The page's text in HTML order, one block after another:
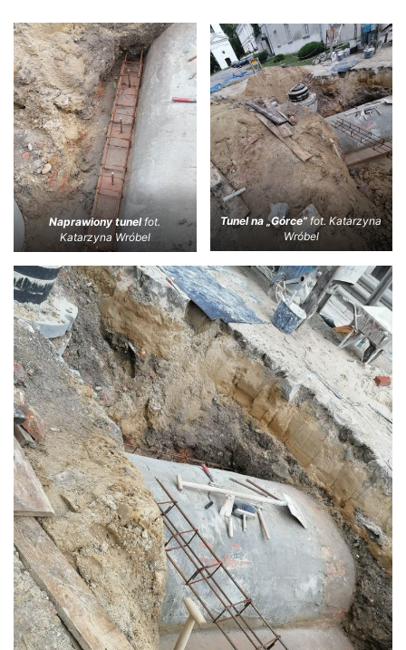
Naprawiony tunelfot.
Katarzyna Wróbel
Tunel na „Górce”fot. Katarzyna
Wróbel